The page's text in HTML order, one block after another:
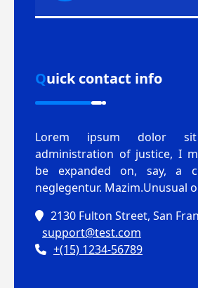
Quick contact info
Lorem ipsum dolor
administration of justice, I
be expanded on, say, a
neglegentur. Mazim.Unusual
2130 Fulton Street, San
support@test.com
+(15) 1234-56789